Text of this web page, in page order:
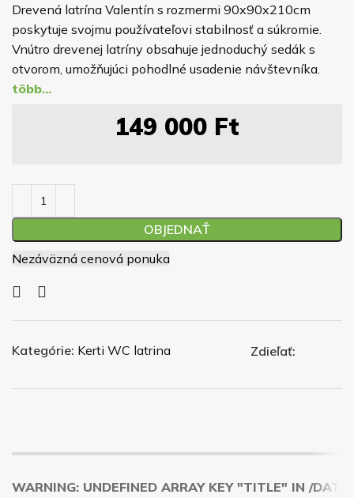
Drevená latrína Valentín s rozmermi 90x90x210cm
poskytuje svojmu používateľovi stabilnosť a súkromie.
Vnútro drevenej latríny obsahuje jednoduchý sedák s
otvorom, umožňujúci pohodlné usadenie návštevníka.
149 000 Ft
OBJEDNAŤ
Nezáväzná cenová ponuka
Kategórie: Kerti WC latrina Zdieľať:
WARNING: UNDEFINED ARRAY KEY "TITLE" IN /